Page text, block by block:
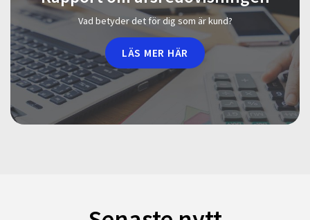
Vad betyder det för dig som är kund?
LÄS MER HÄR